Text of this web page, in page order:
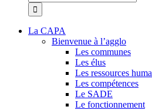
La CAPA
Bienvenue à l’agglo
Les communes
Les élus
Les ressources
Les compétences
Le SADE
Le fonctionnement